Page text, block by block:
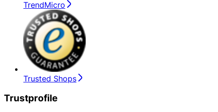
TrendMicro
Trusted Shops
Trustprofile